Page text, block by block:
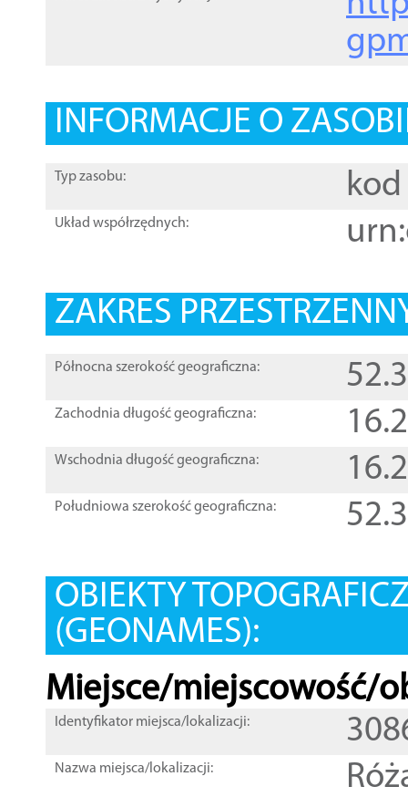
INFORMACJE O
Typ zasobu: kod
Układ współrzędnych:
ZAKRES
Północna szerokość geograficzna:
Zachodnia długość geograficzna:
Wschodnia długość geograficzna:
Południowa szerokość geograficzna:
OBIEKTY
(GEONAMES):
Miejsce/miejscowość/
Identyfikator miejsca/lokalizacji:
Nazwa miejsca/lokalizacji: